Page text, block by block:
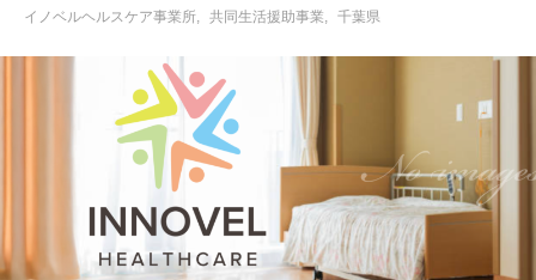
イノベルヘルスケア事業所 共同生活援助事業 千葉県